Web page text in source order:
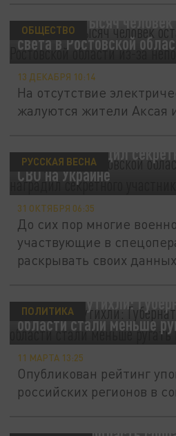
Более 100 тысяч человек
света в Ростовской
ОБЩЕСТВО
13 ДЕКАБРЯ 10:14
На отсутствие
жалуются жители Аксая
Голубев наградил
СВО на Украине
РУССКАЯ ВЕСНА
31 ОКТЯБРЯ 06:35
До сих пор многие
участвующие в
раскрывать своих данных
Хейтеры поутихли:
области стали меньше
ПОЛИТИКА
11 МАРТА 13:25
Опубликован рейтинг
российских регионов в